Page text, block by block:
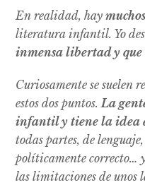
En realidad, hay
literatura infantil. Yo
inmensa libertad y que
Curiosamente se suelen
estos dos puntos.La
infantil y tiene la idea
todas partes, de
políticamente correcto…
las limitaciones de unos